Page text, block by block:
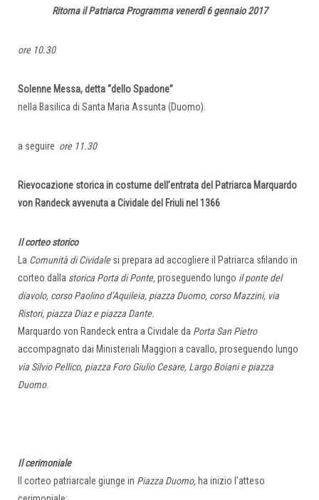
Ritorna il Patriarca Programma venerdì 6 gennaio 2017
ore 10.30
Solenne Messa, detta “dello Spadone”
nella Basilica di Santa Maria Assunta (Duomo).
a seguire ore 11.30
Rievocazione storica in costume dell’entrata del Patriarca Marquardo
von Randeck avvenuta a Cividale del Friuli nel 1366
Il corteo storico
La Comunità di Cividalesi prepara ad accogliere il Patriarca sfilando in
corteo dalla storica Porta di Ponte,proseguendo lungo il ponte del
diavolo, corso Paolino d’Aquileia, piazza Duomo, corso Mazzini, via
Ristori, piazza Diaz e piazza Dante.
Marquardo von Randeck entra a Cividale da Porta San Pietro
accompagnato dai Ministeriali Maggiori a cavallo, proseguendo lungo
via Silvio Pellico, piazza Foro Giulio Cesare, Largo Boiani e piazza
Duomo.
Il cerimoniale
Il corteo patriarcale giunge in Piazza Duomo, ha inizio l’atteso